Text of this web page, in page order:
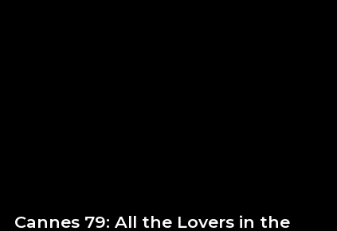
Cannes 79: All the Lovers in the